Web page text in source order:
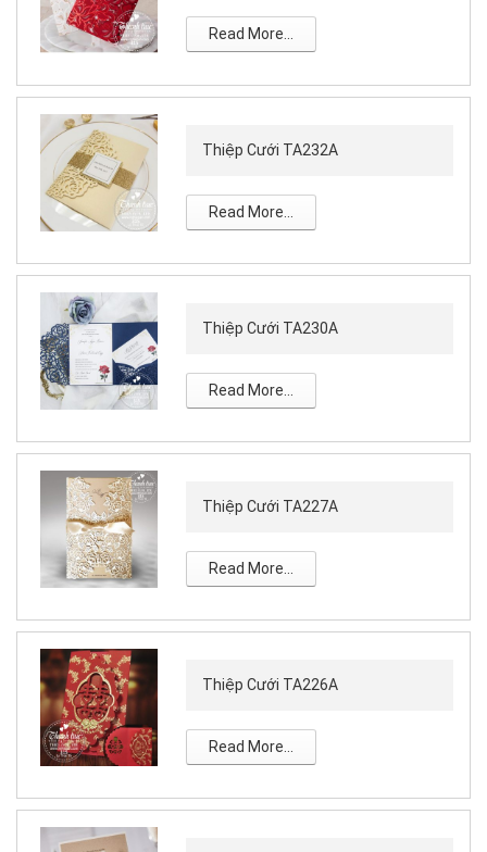
Read More...
Thiệp Cưới TA232A
Read More...
Thiệp Cưới TA230A
Read More...
Thiệp Cưới TA227A
Read More...
Thiệp Cưới TA226A
Read More...